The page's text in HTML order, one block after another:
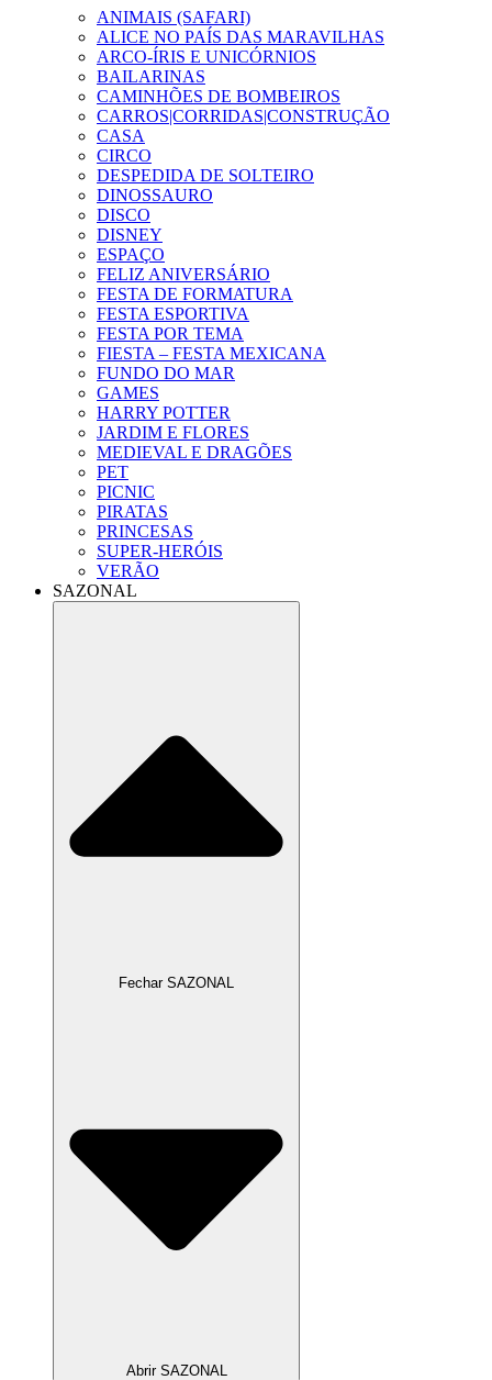
ANIMAIS (SAFARI)
ALICE NO PAÍS DAS MARAVILHAS
ARCO-ÍRIS E UNICÓRNIOS
BAILARINAS
CAMINHÕES DE BOMBEIROS
CARROS|CORRIDAS|CONSTRUÇÃO
CASA
CIRCO
DESPEDIDA DE SOLTEIRO
DINOSSAURO
DISCO
DISNEY
ESPAÇO
FELIZ ANIVERSÁRIO
FESTA DE FORMATURA
FESTA ESPORTIVA
FESTA POR TEMA
FIESTA – FESTA MEXICANA
FUNDO DO MAR
GAMES
HARRY POTTER
JARDIM E FLORES
MEDIEVAL E DRAGÕES
PET
PICNIC
PIRATAS
PRINCESAS
SUPER-HERÓIS
VERÃO
SAZONAL
Fechar SAZONAL
Abrir SAZONAL